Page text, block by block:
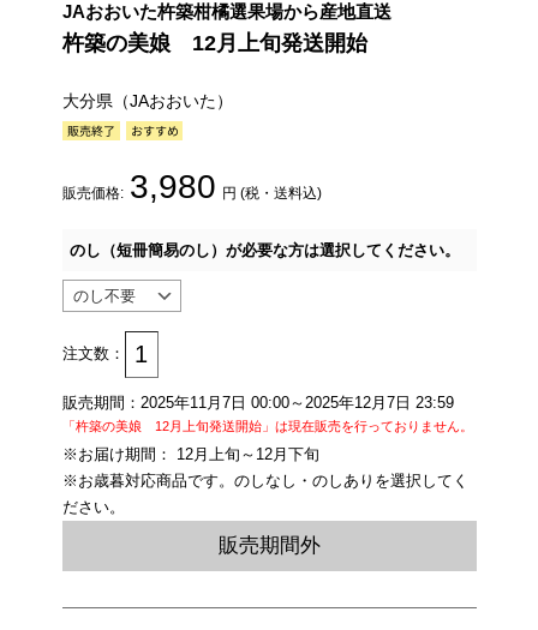
JAおおいた杵築柑橘選果場から産地直送
杵築の美娘 12月上旬発送開始
大分県（JAおおいた）
販売価格: 3,980 円 (税・送料込)
のし（短冊簡易のし）が必要な方は選択してください。
注文数：
販売期間：2025年11月7日 00:00～2025年12月7日 23:59
「杵築の美娘 12月上旬発送開始」は現在販売を行っておりません。
※お届け期間： 12月上旬～12月下旬
※お歳暮対応商品です。のしなし・のしありを選択してく
ださい。
販売期間外